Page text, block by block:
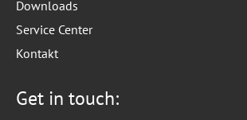
Downloads
Service Center
Kontakt
Get in touch: